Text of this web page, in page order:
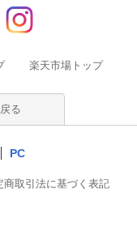
楽天市場トップ
る
PC
商取引法に基づく表記